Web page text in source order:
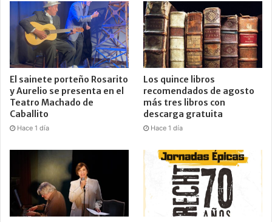
El sainete porteño Rosarito
y Aurelio se presenta en el
Teatro Machado de
Caballito
Hace 1 día
Los quince libros
recomendados de agosto
más tres libros con
descarga gratuita
Hace 1 día